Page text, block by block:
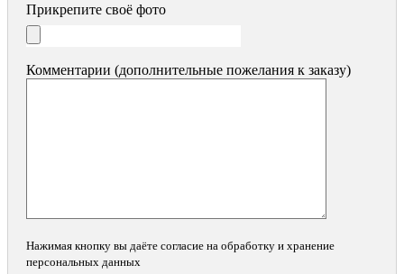
Прикрепите своё фото
Комментарии (дополнительные пожелания к заказу)
Нажимая кнопку вы даёте согласие на обработку и хранение
персональных данных